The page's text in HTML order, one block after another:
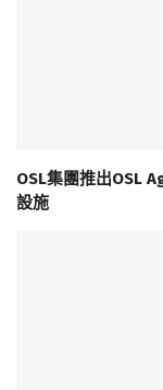
OSL集團推出OSL
設施